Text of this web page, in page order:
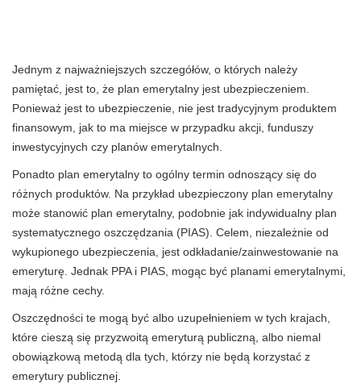
Jednym z najważniejszych szczegółów, o których należy
pamiętać, jest to, że plan emerytalny jest ubezpieczeniem.
Ponieważ jest to ubezpieczenie, nie jest tradycyjnym produktem
finansowym, jak to ma miejsce w przypadku akcji, funduszy
inwestycyjnych czy planów emerytalnych.
Ponadto plan emerytalny to ogólny termin odnoszący się do
różnych produktów. Na przykład ubezpieczony plan emerytalny
może stanowić plan emerytalny, podobnie jak indywidualny plan
systematycznego oszczędzania (PIAS). Celem, niezależnie od
wykupionego ubezpieczenia, jest odkładanie/zainwestowanie na
emeryturę. Jednak PPA i PIAS, mogąc być planami emerytalnymi,
mają różne cechy.
Oszczędności te mogą być albo uzupełnieniem w tych krajach,
które cieszą się przyzwoitą emeryturą publiczną, albo niemal
obowiązkową metodą dla tych, którzy nie będą korzystać z
emerytury publicznej.